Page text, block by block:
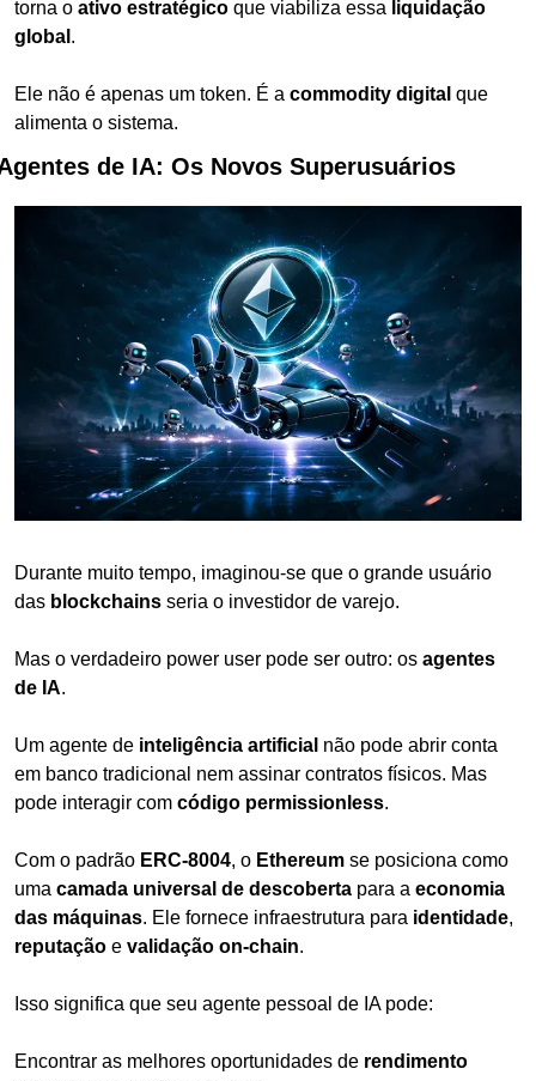
torna o ativo estratégico que viabiliza essa liquidação
global .
Ele não é apenas um token. É a commodity digital que
alimenta o sistema.
de IA: Os Novos Superusuários
Durante muito tempo, imaginou-se que o grande usuário
das blockchains seria o investidor de varejo.
Mas o verdadeiro power user pode ser outro: os agentes
de IA.
Um agente de inteligência artificial não pode abrir conta
em banco tradicional nem assinar contratos físicos. Mas
pode interagir com código permissionless.
Com o padrão ERC-8004, o Ethereum se posiciona como
uma camada universal de descoberta para a economia
das máquinas. Ele fornece infraestrutura para identidade
reputação e validação on-chain.
Isso significa que seu agente pessoal de IA pode:
Encontrar as melhores oportunidades de rendimento